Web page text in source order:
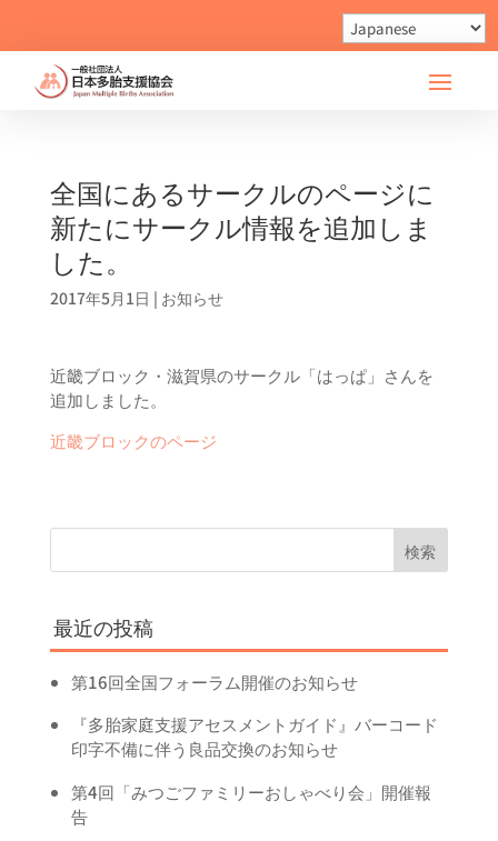
全国にあるサークルのページに
新たにサークル情報を追加しま
した。
2017年5月1日 | お知らせ
近畿ブロック・滋賀県のサークル「はっぱ」さんを
追加しました。
近畿ブロックのページ
最近の投稿
第16回全国フォーラム開催のお知らせ
『多胎家庭支援アセスメントガイド』バーコード
印字不備に伴う良品交換のお知らせ
第4回「みつごファミリーおしゃべり会」開催報
告